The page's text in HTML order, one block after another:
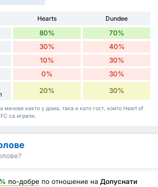
Hearts
Dundee
80% 70%
30% 40%
10% 30%
0% 30%
20% 30%
мачове както у дома, така и като гост, които Heart of
са играли.
по-добре по отношение на Допуснати